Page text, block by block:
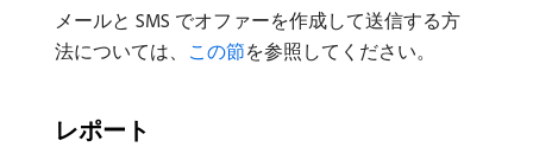
メールと SMS でオファーを作成して送信する方
法については、 この節を参照してください。
レポート